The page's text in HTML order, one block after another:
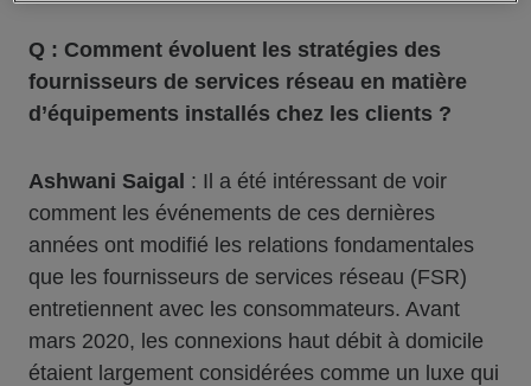
Q : Comment évoluent les stratégies des
fournisseurs de services réseau en matière
d’équipements installés chez les clients ?
Ashwani Saigal : Il a été intéressant de voir
comment les événements de ces dernières
années ont modifié les relations fondamentales
que les fournisseurs de services réseau (FSR)
entretiennent avec les consommateurs. Avant
mars 2020, les connexions haut débit à domicile
étaient largement considérées comme un luxe qui